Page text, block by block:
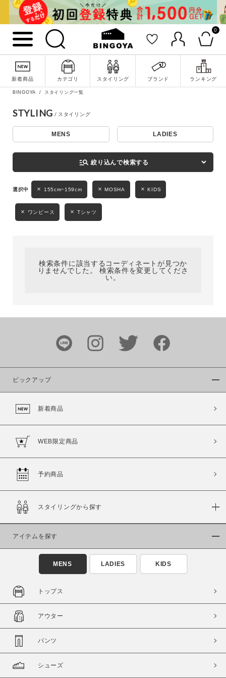
0
新着商品 カテゴリ スタイリング ブランド ランキング
詳細検索
キーワード
性別
MENS LADIES
ブランド
カラー
商品タイプ
通常商品
セール価格 WEB限定
在庫
在庫あり
BINGOYA スタイリング一覧
STYLING
MENS LADIES
manage_search 絞り込んで検索する
155cm~159cm MOSHA KIDS
ワンピース Tシャツ
検索条件に該当するコーディネートが見つか
りませんでした。 検索条件を変更してくださ
い。
ピックアップ
新着商品
WEB限定商品
予約商品
スタイリングから探す
アイテムを探す
MENS LADIES KIDS
トップス
アウター
パンツ
シューズ